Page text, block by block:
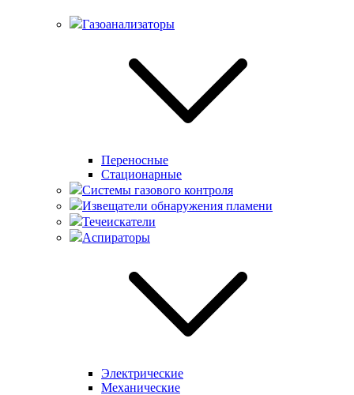
Газоанализаторы
Переносные
Стационарные
Системы газового контроля
Извещатели обнаружения пламени
Течеискатели
Аспираторы
Электрические
Механические